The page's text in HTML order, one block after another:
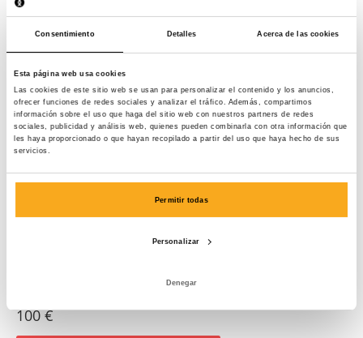
Consentimiento Detalles Acerca de las cookies
Esta página web usa cookies
Las cookies de este sitio web se usan para personalizar el contenido y los anuncios,
ofrecer funciones de redes sociales y analizar el tráfico. Además, compartimos
información sobre el uso que haga del sitio web con nuestros partners de redes
sociales, publicidad y análisis web, quienes pueden combinarla con otra información que
les haya proporcionado o que hayan recopilado a partir del uso que haya hecho de sus
servicios.
Permitir todas
Personalizar
Denegar
100 €